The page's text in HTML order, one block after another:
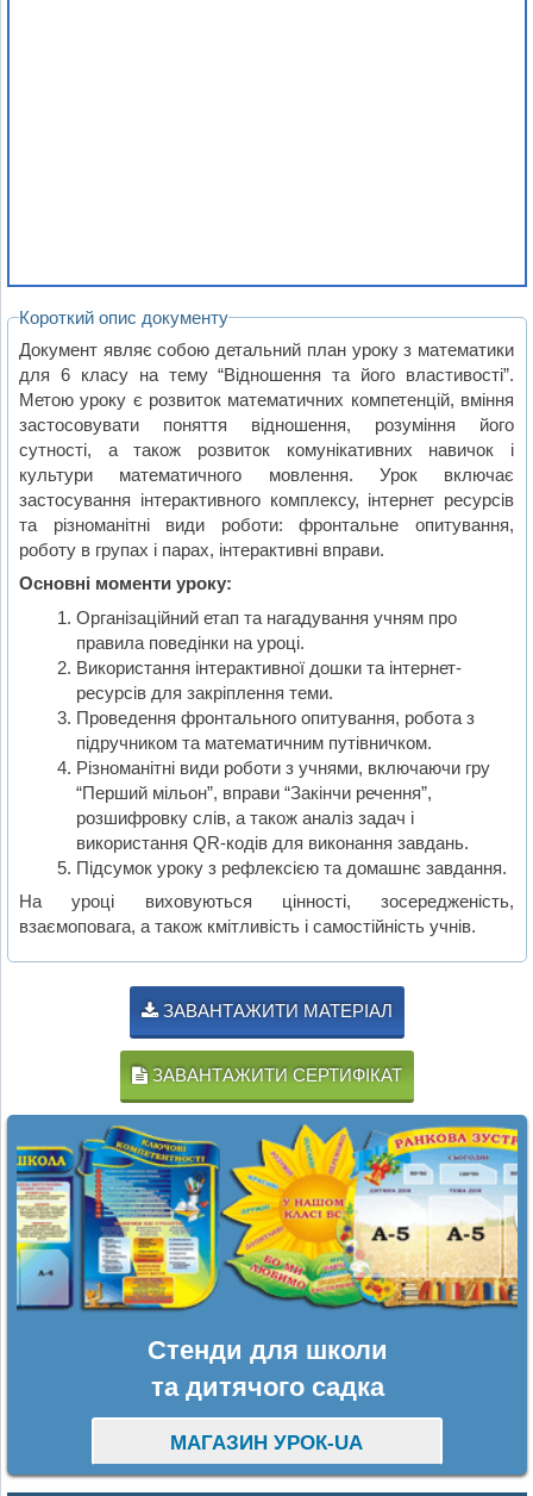
Короткий опис документу
Документ являє собою детальний план уроку з математики
для 6 класу на тему “Відношення та його властивості”.
Метою уроку є розвиток математичних компетенцій, вміння
застосовувати поняття відношення, розуміння його
сутності, а також розвиток комунікативних навичок і
культури математичного мовлення. Урок включає
застосування інтерактивного комплексу, інтернет ресурсів
та різноманітні види роботи: фронтальне опитування,
роботу в групах і парах, інтерактивні вправи.
Основні моменти уроку:
Організаційний етап та нагадування учням про
правила поведінки на уроці.
Використання інтерактивної дошки та інтернет-
ресурсів для закріплення теми.
Проведення фронтального опитування, робота з
підручником та математичним путівничком.
Різноманітні види роботи з учнями, включаючи гру
“Перший мільон”, вправи “Закінчи речення”,
розшифровку слів, а також аналіз задач і
використання QR-кодів для виконання завдань.
Підсумок уроку з рефлексією та домашнє завдання.
На уроці виховуються цінності, зосередженість,
взаємоповага, а також кмітливість і самостійність учнів.
ЗАВАНТАЖИТИ МАТЕРІАЛ
ЗАВАНТАЖИТИ СЕРТИФІКАТ
Стенди для школи
та дитячого садка
МАГАЗИН УРОК-UA